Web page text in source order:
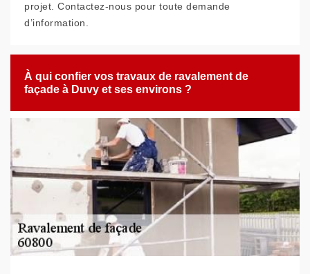
projet. Contactez-nous pour toute demande
d’information.
À qui confier vos travaux de ravalement de
façade à Duvy et ses environs ?